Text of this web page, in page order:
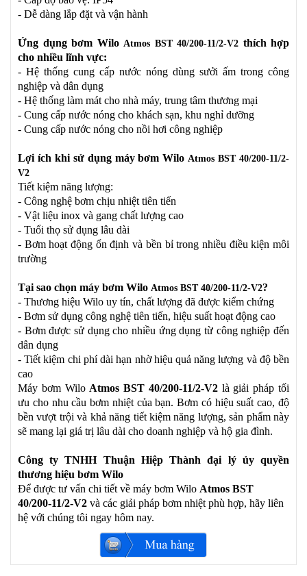
- Dễ dàng lắp đặt và vận hành
Ứng dụng bơm Wilo Atmos BST 40/200-11/2-V2 thích hợp
cho nhiều lĩnh vực:
- Hệ thống cung cấp nước nóng dùng sưởi ấm trong công
nghiệp và dân dụng
- Hệ thống làm mát cho nhà máy, trung tâm thương mại
- Cung cấp nước nóng cho khách sạn, khu nghỉ dưỡng
- Cung cấp nước nóng cho nồi hơi công nghiệp
Lợi ích khi sử dụng máy bơm Wilo Atmos BST 40/200-11/2-
V2
Tiết kiệm năng lượng:
- Công nghệ bơm chịu nhiệt tiên tiến
- Vật liệu inox và gang chất lượng cao
- Tuổi thọ sử dụng lâu dài
- Bơm hoạt động ổn định và bền bỉ trong nhiều điều kiện môi
trường
Tại sao chọn máy bơm Wilo Atmos BST 40/200-11/2-V2?
- Thương hiệu Wilo uy tín, chất lượng đã được kiểm chứng
- Bơm sử dụng công nghệ tiên tiến, hiệu suất hoạt động cao
- Bơm được sử dụng cho nhiều ứng dụng từ công nghiệp đến
dân dụng
- Tiết kiệm chi phí dài hạn nhờ hiệu quả năng lượng và độ bền
cao
Máy bơm Wilo Atmos BST 40/200-11/2-V2là giải pháp tối
ưu cho nhu cầu bơm nhiệt của bạn. Bơm có hiệu suất cao, độ
bền vượt trội và khả năng tiết kiệm năng lượng, sản phẩm này
sẽ mang lại giá trị lâu dài cho doanh nghiệp và hộ gia đình.
Công ty TNHH Thuận Hiệp Thành đại lý ủy quyền
thương hiệu bơm Wilo
Để được tư vấn chi tiết về máy bơm Wilo Atmos BST
40/200-11/2-V2 và các giải pháp bơm nhiệt phù hợp, hãy liên
hệ với chúng tôi ngay hôm nay.